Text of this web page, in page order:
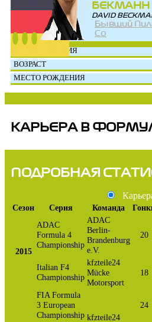
БЕКМАНН
DAVID
Бывший
Co
ДАТА РОЖДЕНИЯ
ВОЗРАСТ
МЕСТО РОЖДЕНИЯ
КАРЬЕРА В
ПОДРОБНАЯ
Сезон Серия Команда
2015
ADAC
Formula 4
Championship
ADAC
Berlin-
Brandenburg
e.V.
20
Italian F4
Championship
kfzteile24
Mücke
Motorsport
18
FIA Formula
3 European
Championship kfzteile24
24